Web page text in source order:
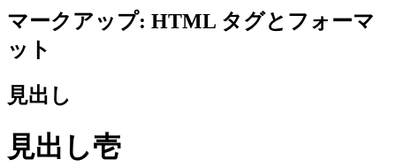
マークアップ: HTML タグとフォーマ
ット
見出し
見出し壱